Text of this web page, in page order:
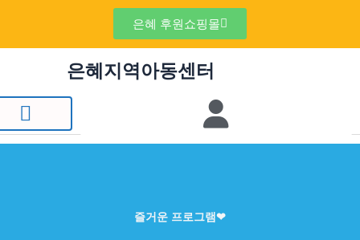
츠
건
뛰
은혜 후원쇼핑몰
은혜지역아동센터
즐거운 프로그램❤